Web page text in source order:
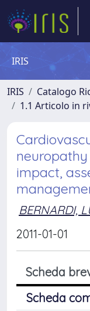
IRIS
IRIS Catalogo
1.1 Articolo in
impact,
BERNARDI,
2011-01-01
Scheda
Scheda